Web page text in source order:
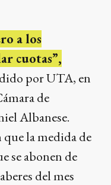
a los
cuotas”,
por UTA, en
de
Albanese.
la medida de
se abonen de
del mes